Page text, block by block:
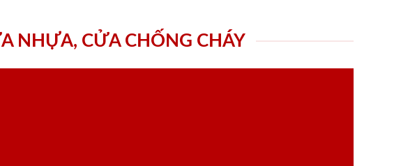
NHỰA, CỬA CHỐNG CHÁY